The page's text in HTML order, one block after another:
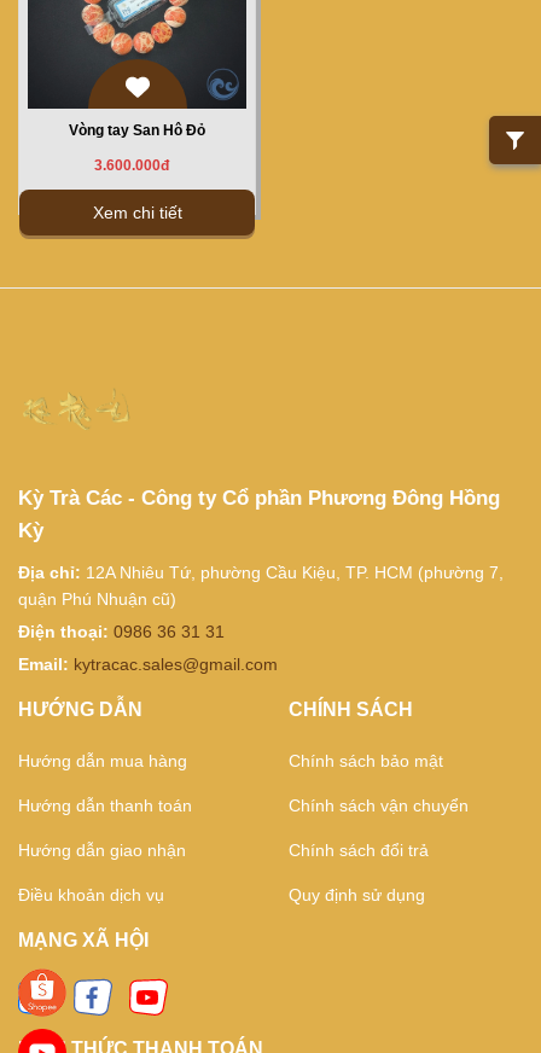
Vòng tay San Hô Đỏ
3.600.000đ
Xem chi tiết
Kỳ Trà Các - Công ty Cổ phần Phương Đông Hồng
Kỳ
Địa chỉ: 12A Nhiêu Tứ, phường Cầu Kiệu, TP. HCM (phường 7,
quận Phú Nhuận cũ)
Điện thoại: 0986 36 31 31
Email: kytracac.sales@gmail.com
HƯỚNG DẪN
Hướng dẫn mua hàng
Hướng dẫn thanh toán
Hướng dẫn giao nhận
Điều khoản dịch vụ
CHÍNH SÁCH
Chính sách bảo mật
Chính sách vận chuyển
Chính sách đổi trả
Quy định sử dụng
MẠNG XÃ HỘI
HÌNH THỨC THANH TOÁN